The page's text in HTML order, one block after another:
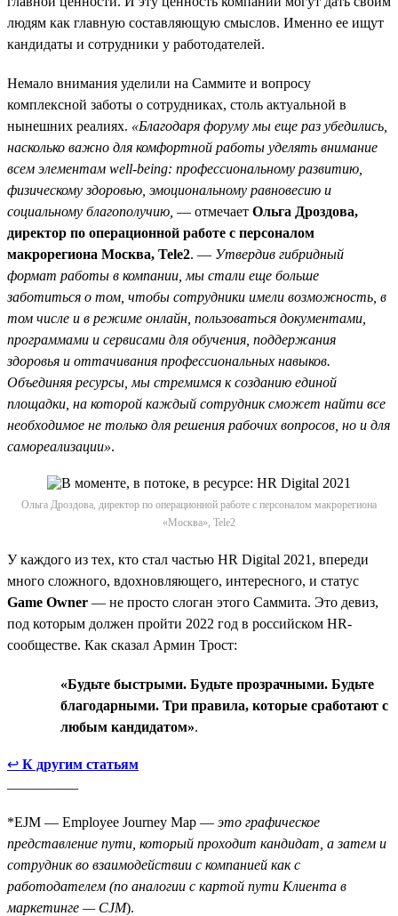
людям как главную составляющую смыслов. Именно ее ищут
кандидаты и сотрудники у работодателей.
Немало внимания уделили на Саммите и вопросу
комплексной заботы о сотрудниках, столь актуальной в
нынешних реалиях. «Благодаря форуму мы еще раз убедились,
насколько важно для комфортной работы уделять внимание
всем элементам well-being: профессиональному развитию,
физическому здоровью, эмоциональному равновесию и
социальному благополучию, — отмечает Ольга Дроздова,
директор по операционной работе с персоналом
макрорегиона Москва, Tele2. — Утвердив гибридный
формат работы в компании, мы стали еще больше
заботиться о том, чтобы сотрудники имели возможность, в
том числе и в режиме онлайн, пользоваться документами,
программами и сервисами для обучения, поддержания
здоровья и оттачивания профессиональных навыков.
Объединяя ресурсы, мы стремимся к созданию единой
площадки, на которой каждый сотрудник сможет найти все
необходимое не только для решения рабочих вопросов, но и для
самореализации».
Ольга Дроздова, директор по операционной работе с персоналом макрорегиона
«Москва», Tele2
У каждого из тех, кто стал частью HR Digital 2021, впереди
много сложного, вдохновляющего, интересного, и статус
Game Owner — не просто слоган этого Саммита. Это девиз,
под которым должен пройти 2022 год в российском HR-
сообществе. Как сказал Армин Трост:
«Будьте быстрыми. Будьте прозрачными. Будьте
благодарными. Три правила, которые сработают с
любым кандидатом».
↩ К другим статьям
*EJM — Employee Journey Map — это графическое
представление пути, который проходит кандидат, а затем и
сотрудник во взаимодействии с компанией как c
работодателем (по аналогии с картой пути Клиента в
маркетинге — CJM).